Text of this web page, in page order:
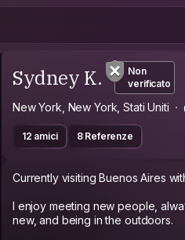
Sydney K.
Non
verificato
New York, New York, Stati Uniti
12 amici 8 Referenze
Currently visiting Buenos Aires
I enjoy meeting new people,
new, and being in the outdoors.